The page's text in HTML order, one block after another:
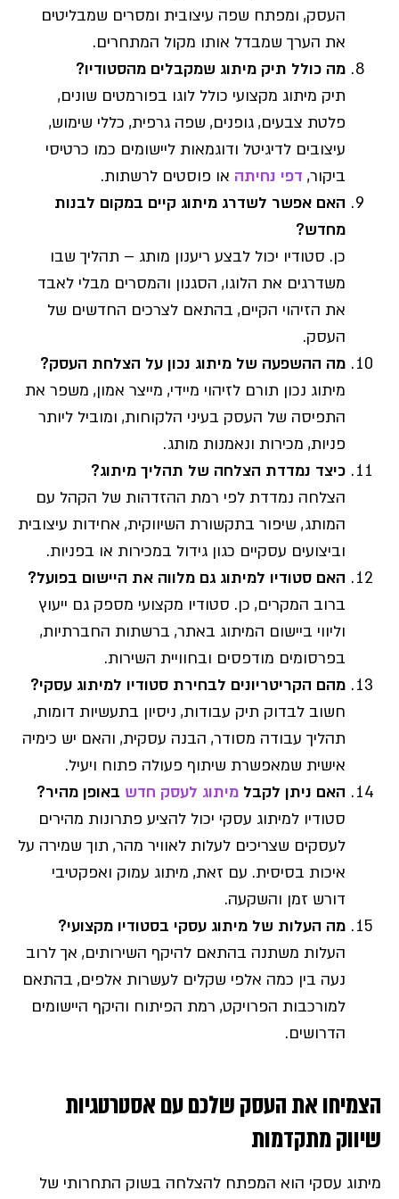
העסק, ומפתח שפה עיצובית ומסרים שמבליטים
את הערך שמבדל אותו מקול המתחרים.
מה כולל תיק מיתוג שמקבלים מהסטודיו?
תיק מיתוג מקצועי כולל לוגו בפורמטים שונים,
פלטת צבעים, גופנים, שפה גרפית, כללי שימוש,
עיצובים לדיגיטל ודוגמאות ליישומים כמו כרטיסי
ביקור, דפי נחיתה או פוסטים לרשתות.
האם אפשר לשדרג מיתוג קיים במקום לבנות
מחדש?
כן. סטודיו יכול לבצע ריענון מותג – תהליך שבו
משדרגים את הלוגו, הסגנון והמסרים מבלי לאבד
את הזיהוי הקיים, בהתאם לצרכים החדשים של
העסק.
מה ההשפעה של מיתוג נכון על הצלחת העסק?
מיתוג נכון תורם לזיהוי מיידי, מייצר אמון, משפר את
התפיסה של העסק בעיני הלקוחות, ומוביל ליותר
פניות, מכירות ונאמנות מותג.
כיצד נמדדת הצלחה של תהליך מיתוג?
הצלחה נמדדת לפי רמת ההזדהות של הקהל עם
המותג, שיפור בתקשורת השיווקית, אחידות עיצובית
וביצועים עסקיים כגון גידול במכירות או בפניות.
האם סטודיו למיתוג גם מלווה את היישום בפועל?
ברוב המקרים, כן. סטודיו מקצועי מספק גם ייעוץ
וליווי ביישום המיתוג באתר, ברשתות החברתיות,
בפרסומים מודפסים ובחוויית השירות.
מהם הקריטריונים לבחירת סטודיו למיתוג עסקי?
חשוב לבדוק תיק עבודות, ניסיון בתעשיות דומות,
תהליך עבודה מסודר, הבנה עסקית, והאם יש כימיה
אישית שמאפשרת שיתוף פעולה פתוח ויעיל.
האם ניתן לקבל מיתוג לעסק חדש באופן מהיר?
סטודיו למיתוג עסקי יכול להציע פתרונות מהירים
לעסקים שצריכים לעלות לאוויר מהר, תוך שמירה על
איכות בסיסית. עם זאת, מיתוג עמוק ואפקטיבי
דורש זמן והשקעה.
מה העלות של מיתוג עסקי בסטודיו מקצועי?
העלות משתנה בהתאם להיקף השירותים, אך לרוב
נעה בין כמה אלפי שקלים לעשרות אלפים, בהתאם
למורכבות הפרויקט, רמת הפיתוח והיקף היישומים
הדרושים.
הצמיחו את העסק שלכם עם אסטרטגיות
שיווק מתקדמות
מיתוג עסקי הוא המפתח להצלחה בשוק התחרותי של